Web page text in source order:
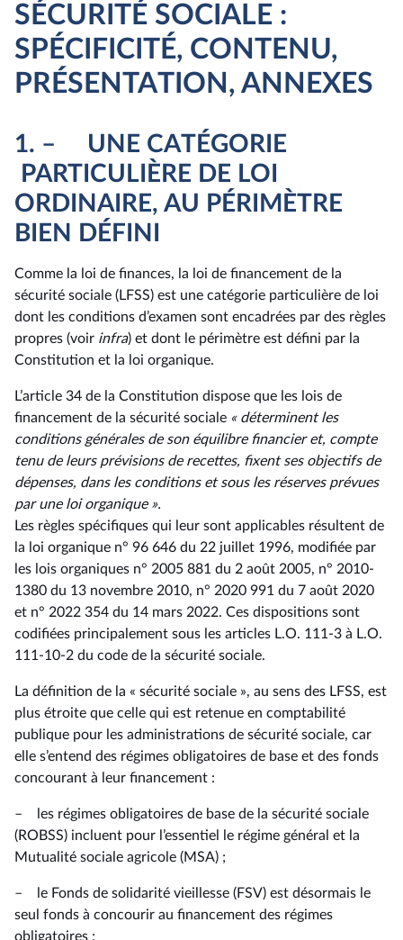
SÉCURITÉ SOCIALE :
SPÉCIFICITÉ, CONTENU,
PRÉSENTATION, ANNEXES
1. – UNE CATÉGORIE
PARTICULIÈRE DE LOI
ORDINAIRE, AU PÉRIMÈTRE
BIEN DÉFINI
Comme la loi de finances, la loi de financement de la
sécurité sociale (LFSS) est une catégorie particulière de loi
dont les conditions d’examen sont encadrées par des règles
propres (voir infra) et dont le périmètre est défini par la
Constitution et la loi organique.
L’article 34 de la Constitution dispose que les lois de
financement de la sécurité sociale « déterminent les
conditions générales de son équilibre financier et, compte
tenu de leurs prévisions de recettes, fixent ses objectifs de
dépenses, dans les conditions et sous les réserves prévues
par une loi organique ».
Les règles spécifiques qui leur sont applicables résultent de
la loi organique n° 96 646 du 22 juillet 1996, modifiée par
les lois organiques n° 2005 881 du 2 août 2005, n° 2010-
1380 du 13 novembre 2010, n° 2020 991 du 7 août 2020
et n° 2022 354 du 14 mars 2022. Ces dispositions sont
codifiées principalement sous les articles L.O. 111-3 à L.O.
111-10-2 du code de la sécurité sociale.
La définition de la « sécurité sociale », au sens des LFSS, est
plus étroite que celle qui est retenue en comptabilité
publique pour les administrations de sécurité sociale, car
elle s’entend des régimes obligatoires de base et des fonds
concourant à leur financement :
– les régimes obligatoires de base de la sécurité sociale
(ROBSS) incluent pour l’essentiel le régime général et la
Mutualité sociale agricole (MSA) ;
– le Fonds de solidarité vieillesse (FSV) est désormais le
seul fonds à concourir au financement des régimes
obligatoires ;